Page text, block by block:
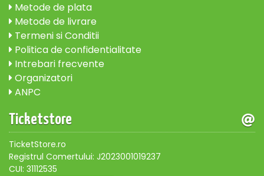
Metode de plata
Metode de livrare
Termeni si Conditii
Politica de confidentialitate
Intrebari frecvente
Organizatori
ANPC
Ticketstore
TicketStore.ro
Registrul Comertului: J2023001019237
CUI: 31112535